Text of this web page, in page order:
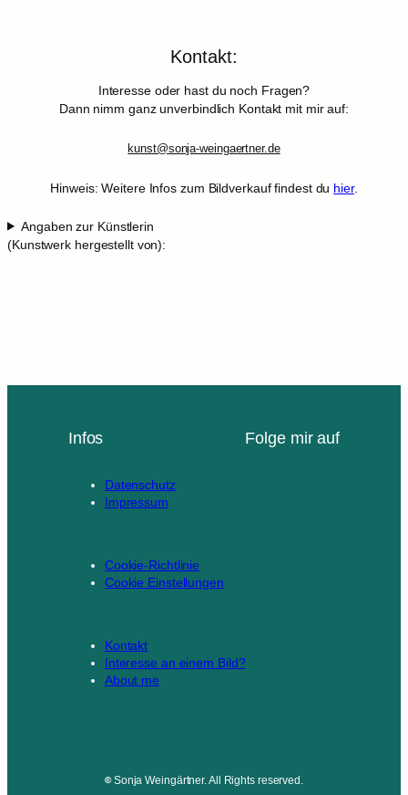
Kontakt:
Interesse oder hast du noch Fragen?
Dann nimm ganz unverbindlich Kontakt mit mir auf:
kunst@sonja-weingaertner.de
Hinweis: Weitere Infos zum Bildverkauf findest du hier.
Angaben zur Künstlerin
(Kunstwerk hergestellt von):
Infos
Datenschutz
Impressum
Cookie-Richtlinie
Cookie Einstellungen
Kontakt
Interesse an einem Bild?
About me
Folge mir auf
©Sonja Weingärtner. All Rights reserved.